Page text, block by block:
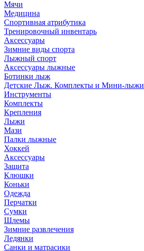
Мячи
Медицина
Спортивная атрибутика
Тренировочный инвентарь
Аксессуары
Зимние виды спорта
Лыжный спорт
Аксессуары лыжные
Ботинки лыж
Детские Лыж. Комплекты и Мини-лыжи
Инструменты
Комплекты
Крепления
Лыжи
Мази
Палки лыжные
Хоккей
Аксессуары
Защита
Клюшки
Коньки
Одежда
Перчатки
Сумки
Шлемы
Зимние развлечения
Ледянки
Санки и матрасики